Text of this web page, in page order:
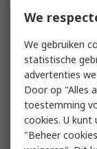
We
We gebruiken
statistische
advertenties
Door op "Alles
toestemming
cookies. U kunt
"Beheer